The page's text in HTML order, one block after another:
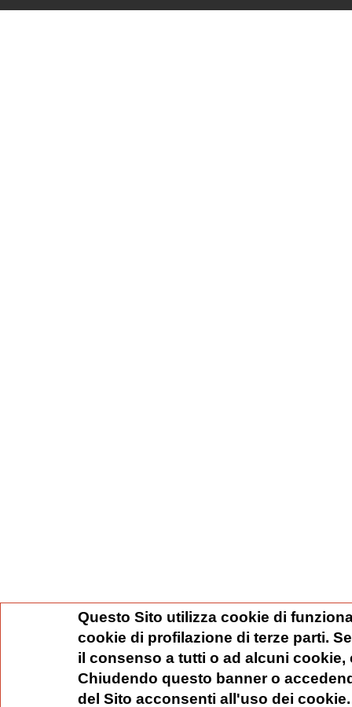
Questo Sito utilizza cookie di
cookie di profilazione di terze parti.
il consenso a tutti o ad alcuni
Chiudendo questo banner o
del Sito acconsenti all'uso dei cookie.